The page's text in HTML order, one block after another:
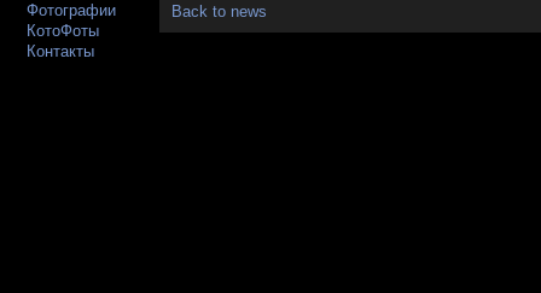
Фотографии
КотоФоты
Контакты
Back to news